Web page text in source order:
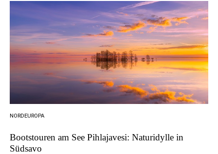
NORDEUROPA
Bootstouren am See Pihlajavesi: Naturidylle in
Südsavo